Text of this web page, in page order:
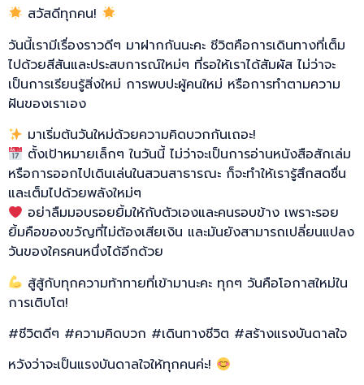
สวัสดีทุกคน!
วันนี้เรามีเรื่องราวดีๆ มาฝากกันนะคะ ชีวิตคือการเดินทางที่เต็ม
ไปด้วยสีสันและประสบการณ์ใหม่ๆ ที่รอให้เราได้สัมผัส ไม่ว่าจะ
เป็นการเรียนรู้สิ่งใหม่ การพบปะผู้คนใหม่ หรือการทำตามความ
ฝันของเราเอง
มาเริ่มต้นวันใหม่ด้วยความคิดบวกกันเถอะ!
ตั้งเป้าหมายเล็กๆ ในวันนี้ ไม่ว่าจะเป็นการอ่านหนังสือสักเล่ม
หรือการออกไปเดินเล่นในสวนสาธารณะ ก็จะทำให้เรารู้สึกสดชื่น
และเต็มไปด้วยพลังใหม่ๆ
อย่าลืมมอบรอยยิ้มให้กับตัวเองและคนรอบข้าง เพราะรอย
ยิ้มคือของขวัญที่ไม่ต้องเสียเงิน และมันยังสามารถเปลี่ยนแปลง
วันของใครคนหนึ่งได้อีกด้วย
สู้สู้กับทุกความท้าทายที่เข้ามานะคะ ทุกๆ วันคือโอกาสใหม่ใน
การเติบโต!
#ชีวิตดีๆ #ความคิดบวก #เดินทางชีวิต #สร้างแรงบันดาลใจ
หวังว่าจะเป็นแรงบันดาลใจให้ทุกคนค่ะ!